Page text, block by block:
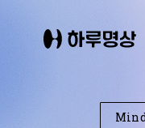
명상앱